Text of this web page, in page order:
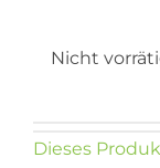
Nicht
Dieses